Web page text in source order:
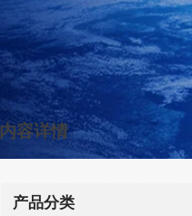
内容详情
产品分类